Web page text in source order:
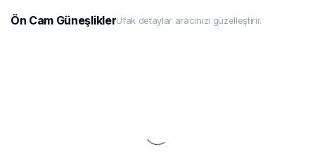
Ön Cam GüneşliklerUfak detaylar aracınızı güzelleştirir.